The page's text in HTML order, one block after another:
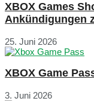
XBOX Games
Ankündigungen
25. Juni 2026
XBOX Game
3. Juni 2026